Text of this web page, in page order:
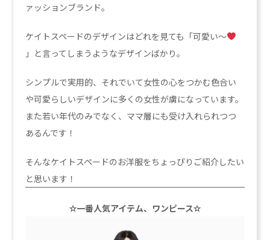
ァッションブランド。
ケイトスペードのデザインはどれを見ても「可愛い～
」と言ってしまうようなデザインばかり。
シンプルで実用的、それでいて女性の心をつかむ色合い
や可愛らしいデザインに多くの女性が虜になっています。
また若い年代のみでなく、ママ層にも受け入れられつつ
あるんです！
そんなケイトスペードのお洋服をちょっぴりご紹介したい
と思います！
✫一番人気アイテム、ワンピース✫